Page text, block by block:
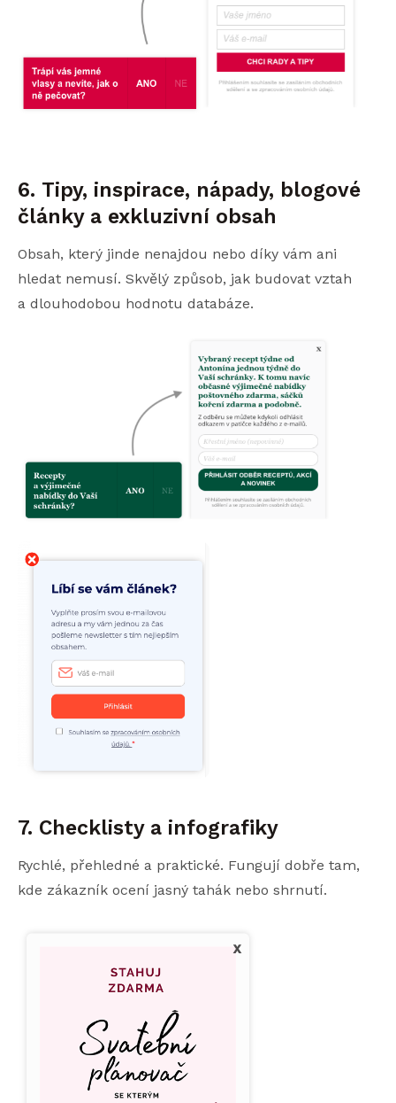
6. Tipy, inspirace, nápady, blogové
články a exkluzivní obsah
Obsah, který jinde nenajdou nebo díky vám ani
hledat nemusí. Skvělý způsob, jak budovat vztah
a dlouhodobou hodnotu databáze.
7. Checklisty a infografiky
Rychlé, přehledné a praktické. Fungují dobře tam,
kde zákazník ocení jasný tahák nebo shrnutí.